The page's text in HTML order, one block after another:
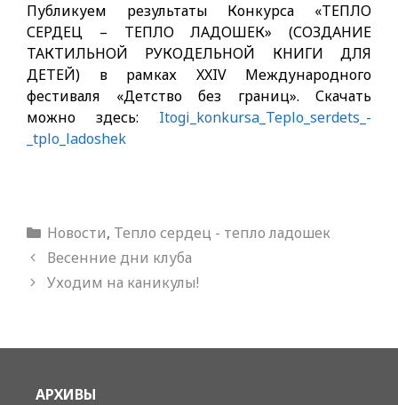
Публикуем результаты Конкурса «ТЕПЛО
СЕРДЕЦ – ТЕПЛО ЛАДОШЕК» (СОЗДАНИЕ
ТАКТИЛЬНОЙ РУКОДЕЛЬНОЙ КНИГИ ДЛЯ
ДЕТЕЙ) в рамках XXIV Международного
фестиваля «Детство без границ». Скачать
можно здесь: Itogi_konkursa_Teplo_serdets_-
_tplo_ladoshek
Рубрики
Новости, Тепло сердец - тепло ладошек
Весенние дни клуба
Уходим на каникулы!
АРХИВЫ